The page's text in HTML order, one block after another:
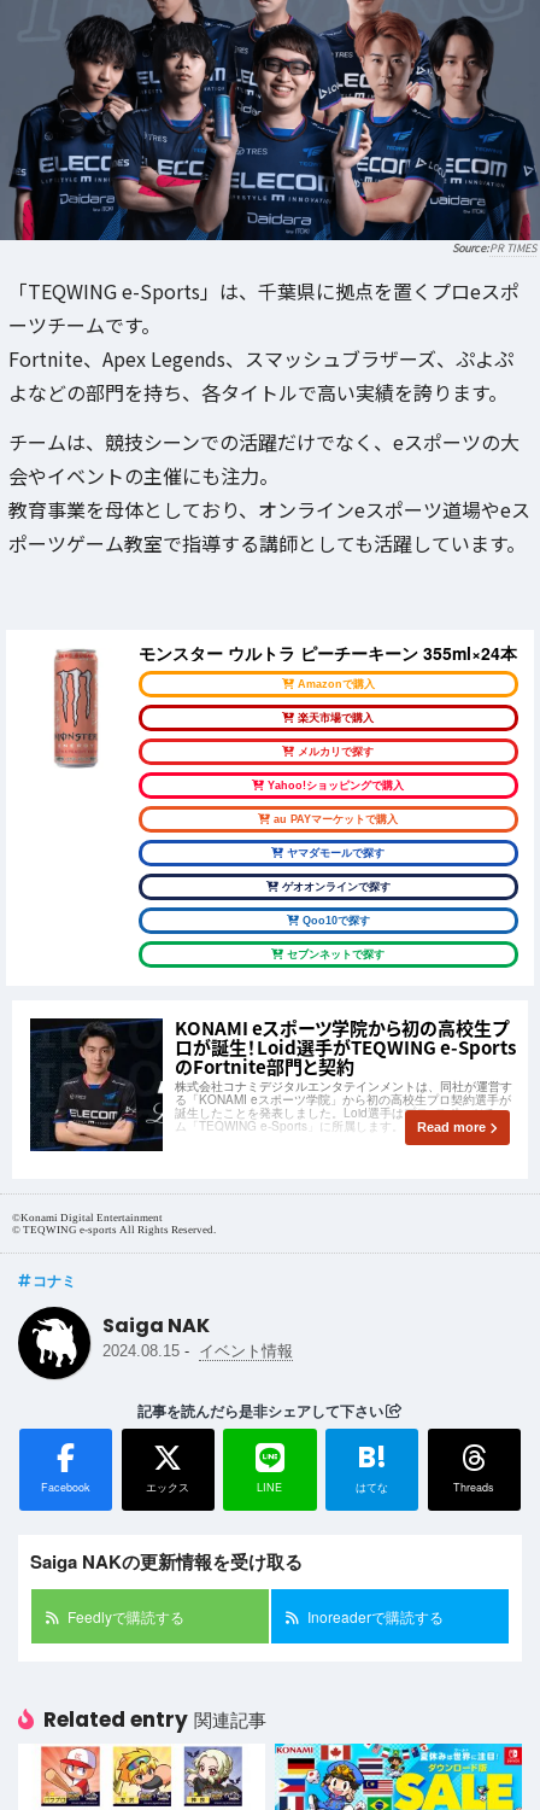
PR TIMES
「TEQWING e-Sports」は、千葉県に拠点を置くプロeスポ
ーツチームです。
Fortnite、Apex Legends、スマッシュブラザーズ、ぷよぷ
よなどの部門を持ち、各タイトルで高い実績を誇ります。
チームは、競技シーンでの活躍だけでなく、eスポーツの大
会やイベントの主催にも注力。
教育事業を母体としており、オンラインeスポーツ道場やeス
ポーツゲーム教室で指導する講師としても活躍しています。
モンスター ウルトラ ピーチーキーン 355ml×24本
Amazonで購入
楽天市場で購入
メルカリで探す
Yahoo!ショッピングで購入
au PAYマーケットで購入
ヤマダモールで探す
ゲオオンラインで探す
Qoo10で探す
セブンネットで探す
KONAMI eスポーツ学院から初の高校生プ
ロが誕生！Loid選手がTEQWING e-Sports
のFortnite部門と契約
株式会社コナミデジタルエンタテインメントは、同社が運営す
る「KONAMI eスポーツ学院」から初の高校生プロ契約選手が
誕生したことを発表しました。Loid選手はプロeスポーツチー
ム「TEQWING e-Sports」に所属します。 Read more
©Konami Digital Entertainment
© TEQWING e-sports All Rights Reserved.
コナミ
Saiga NAK
2024.08.15 - イベント情報
記事を読んだら是非シェアして下さい
Facebook エックス LINE
B!
はてな Threads
Saiga NAKの更新情報を受け取る
Feedlyで購読する Inoreaderで購読する
Related entry 関連記事